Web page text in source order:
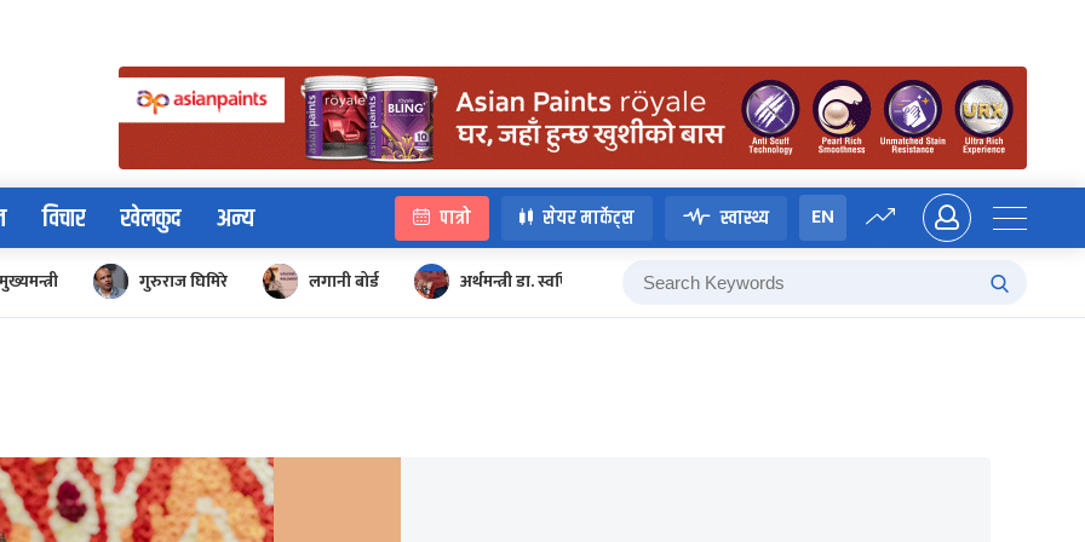
विचार खेलकुद अन्य पात्रो सेयर मार्केट्स स्वास्थ्य EN
गुरुराज घिमिरे लगानी बोर्ड अर्थमन्त्री डा. स्वर्णिम वाग्ले